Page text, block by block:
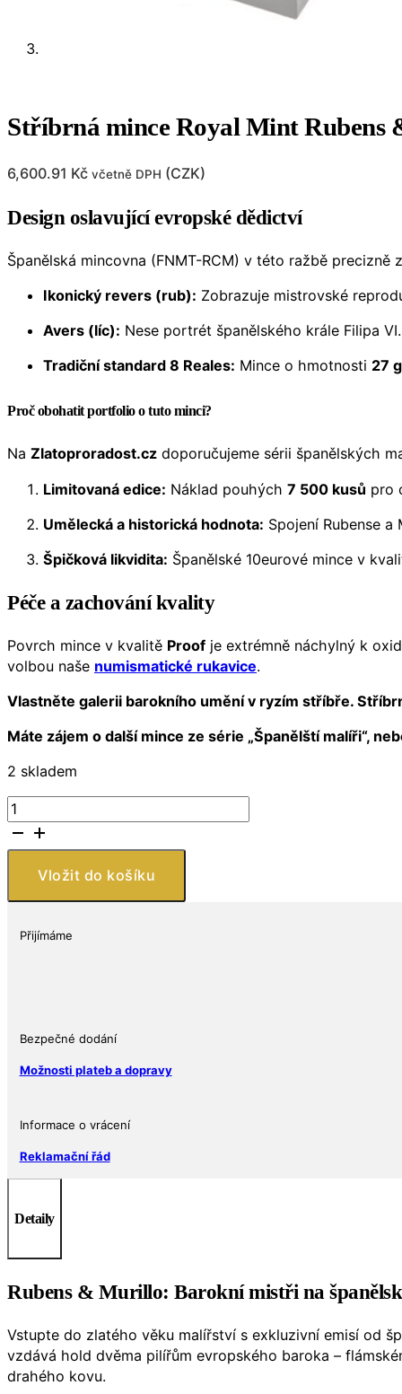
Stříbrná mince Royal Mint Rubens
6,600.91 Kč včetně DPH (CZK)
Design oslavující evropské dědictví
Španělská mincovna (FNMT-RCM) v této ražbě
Ikonický revers (rub): Zobrazuje mistrovské
Avers (líc): Nese portrét španělského krále Filipa
Tradiční standard 8 Reales: Mince o hmotnosti 27
Proč obohatit portfolio o tuto minci?
Na Zlatoproradost.cz doporučujeme sérii španělských
Limitovaná edice: Náklad pouhých 7 500 kusů pro
Umělecká a historická hodnota: Spojení Rubense
Špičková likvidita: Španělské 10eurové mince v
Péče a zachování kvality
Povrch mince v kvalitě Proof je extrémně náchylný k
volbou naše numismatické rukavice.
Vlastněte galerii barokního umění v ryzím stříbře.
Máte zájem o další mince ze série „Španělští malíři“,
2 skladem
Stříbrná
mince
Royal
Murillo
Vložit do košíku
Přijímáme
Bezpečné dodání
Možnosti plateb a dopravy
Informace o vrácení
Reklamační řád
Detaily
Rubens & Murillo: Barokní mistři na
Vstupte do zlatého věku malířství s exkluzivní emisí od
vzdává hold dvěma pilířům evropského baroka –
drahého kovu.